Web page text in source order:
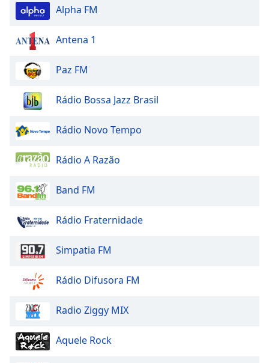
Alpha FM
Antena 1
Paz FM
Rádio Bossa Jazz Brasil
Rádio Novo Tempo
Rádio A Razão
Band FM
Rádio Fraternidade
Simpatia FM
Rádio Difusora FM
Radio Ziggy MIX
Aquele Rock